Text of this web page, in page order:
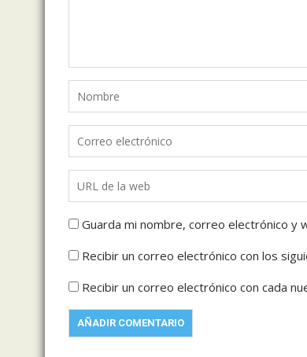
Guarda mi nombre, correo electrónico y
Recibir un correo electrónico con los
Recibir un correo electrónico con cada